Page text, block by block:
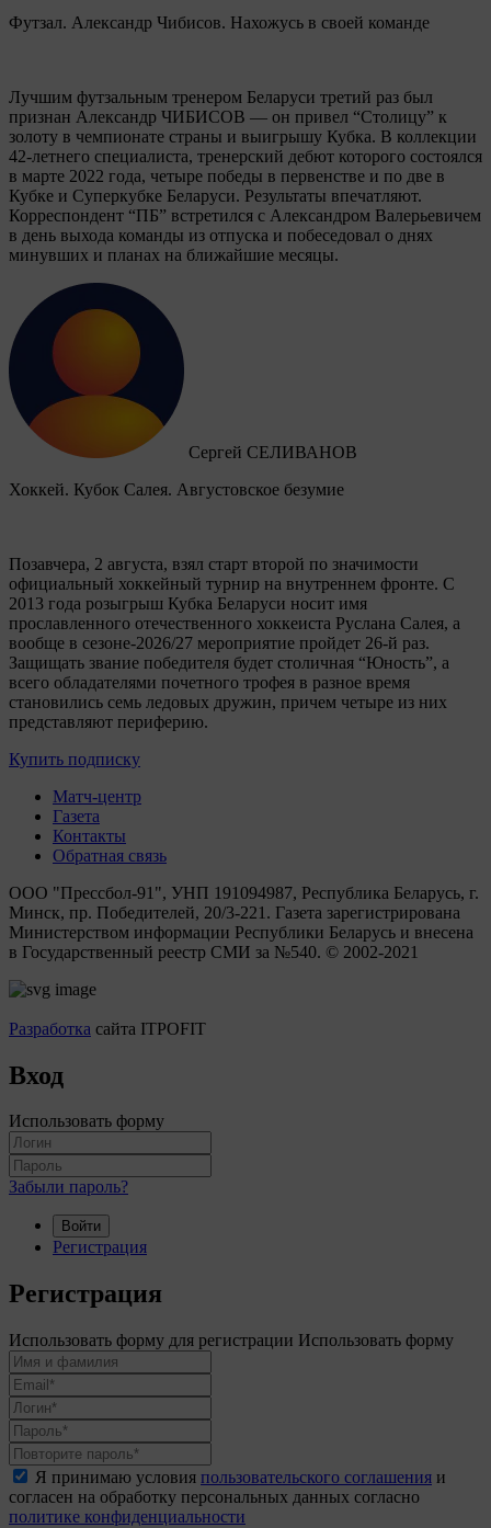
Футзал. Александр Чибисов. Нахожусь в своей команде
Лучшим футзальным тренером Беларуси третий раз был
признан Александр ЧИБИСОВ — он привел “Столицу” к
золоту в чемпионате страны и выигрышу Кубка. В коллекции
42-летнего специалиста, тренерский дебют которого состоялся
в марте 2022 года, четыре победы в первенстве и по две в
Кубке и Суперкубке Беларуси. Результаты впечатляют.
Корреспондент “ПБ” встретился с Александром Валерьевичем
в день выхода команды из отпуска и побеседовал о днях
минувших и планах на ближайшие месяцы.
Сергей СЕЛИВАНОВ
Хоккей. Кубок Салея. Августовское безумие
Позавчера, 2 августа, взял старт второй по значимости
официальный хоккейный турнир на внутреннем фронте. C
2013 года розыгрыш Кубка Беларуси носит имя
прославленного отечественного хоккеиста Руслана Салея, а
вообще в сезоне-2026/27 мероприятие пройдет 26-й раз.
Защищать звание победителя будет столичная “Юность”, а
всего обладателями почетного трофея в разное время
становились семь ледовых дружин, причем четыре из них
представляют периферию.
Купить подписку
Матч-центр
Газета
Контакты
Обратная связь
ООО "Прессбол-91", УНП 191094987, Республика Беларусь, г.
Минск, пр. Победителей, 20/3-221. Газета зарегистрирована
Министерством информации Республики Беларусь и внесена
в Государственный реестр СМИ за №540. © 2002-2021
Разработка сайта ITPOFIT
Вход
Использовать форму
Забыли пароль?
Войти
Регистрация
Регистрация
Использовать форму для регистрации Использовать форму
Я принимаю условия пользовательского соглашения и
согласен на обработку персональных данных согласно
политике конфиденциальности